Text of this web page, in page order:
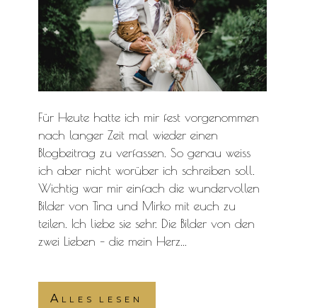
Für Heute hatte ich mir fest vorgenommen
nach langer Zeit mal wieder einen
Blogbeitrag zu verfassen. So genau weiss
ich aber nicht worüber ich schreiben soll.
Wichtig war mir einfach die wundervollen
Bilder von Tina und Mirko mit euch zu
teilen. Ich liebe sie sehr. Die Bilder von den
zwei Lieben – die mein Herz...
Alles lesen